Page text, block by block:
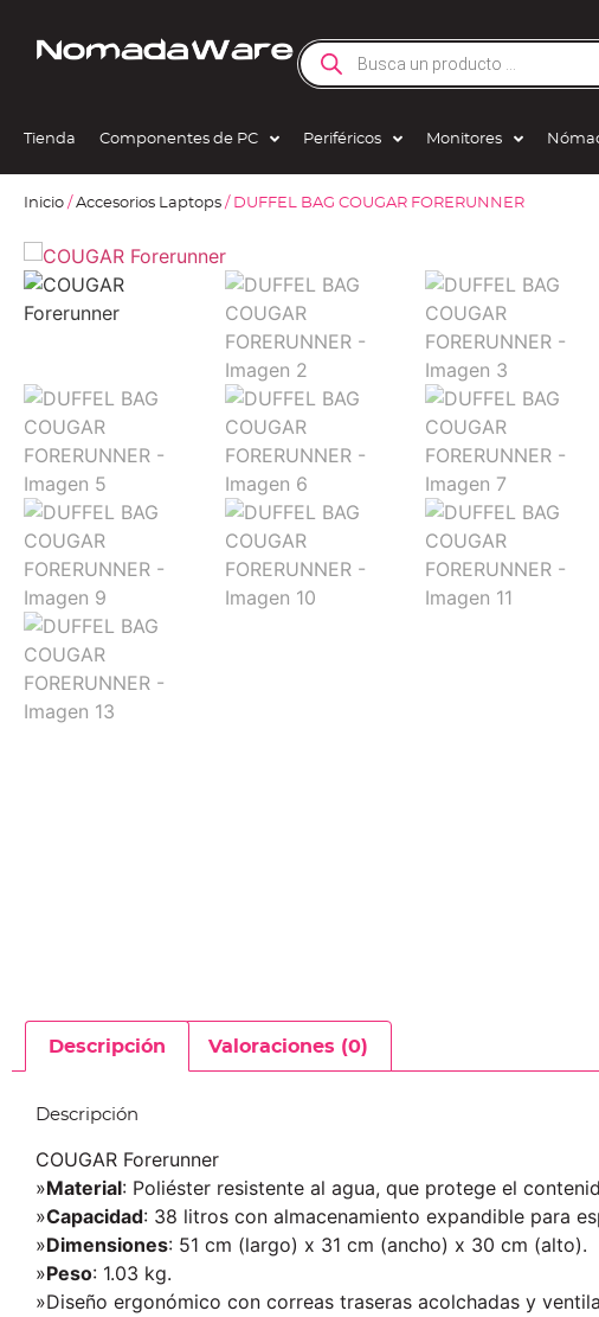
Tienda Componentes de PC Periféricos Monitores
Inicio / Accesorios Laptops / DUFFEL BAG COUGAR FORERUNNER
Descripción Valoraciones (0)
Descripción
COUGAR Forerunner
»Material: Poliéster resistente al agua, que protege el
»Capacidad: 38 litros con almacenamiento expandible para
»Dimensiones: 51 cm (largo) x 31 cm (ancho) x 30 cm (alto).
»Peso: 1.03 kg.
»Diseño ergonómico con correas traseras acolchadas y